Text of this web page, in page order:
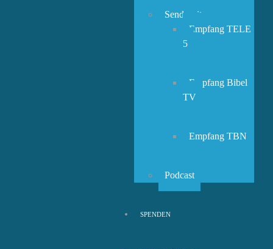
Sendezeiten
Empfang TELE
5
Empfang Bibel
TV
Empfang TBN
Podcast
SPENDEN